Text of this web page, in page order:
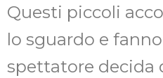
Questi piccoli
lo sguardo e
spettatore decida